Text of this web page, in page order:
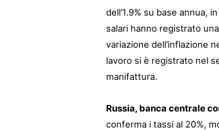
dell’1.9% su base annua,
salari hanno registrato
variazione dell’inflazione
lavoro si è registrato nel
manifattura.
Russia, banca centrale
conferma i tassi al 20%,